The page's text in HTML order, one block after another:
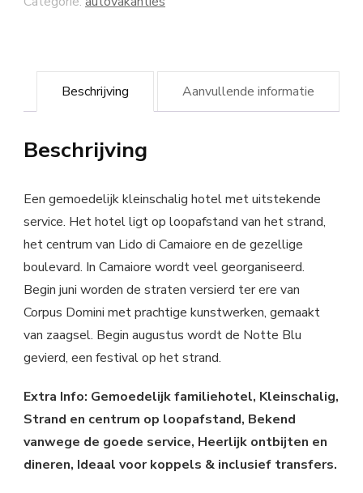
Beschrijving Aanvullende informatie
Beschrijving
Een gemoedelijk kleinschalig hotel met uitstekende
service. Het hotel ligt op loopafstand van het strand,
het centrum van Lido di Camaiore en de gezellige
boulevard. In Camaiore wordt veel georganiseerd.
Begin juni worden de straten versierd ter ere van
Corpus Domini met prachtige kunstwerken, gemaakt
van zaagsel. Begin augustus wordt de Notte Blu
gevierd, een festival op het strand.
Extra Info: Gemoedelijk familiehotel, Kleinschalig,
Strand en centrum op loopafstand, Bekend
vanwege de goede service, Heerlijk ontbijten en
dineren, Ideaal voor koppels & inclusief transfers.